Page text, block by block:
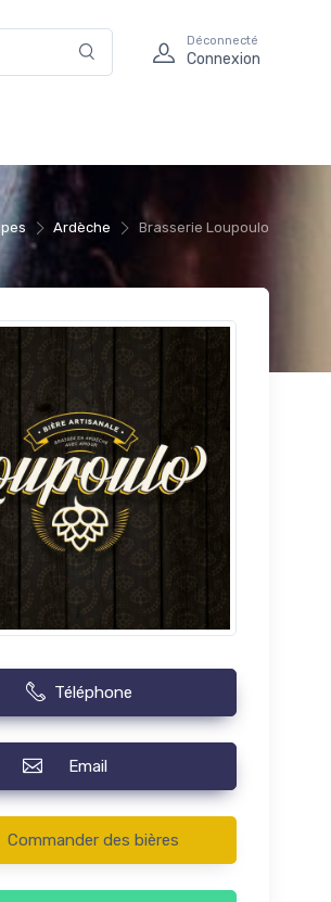
Déconnecté
Connexion
Ardèche Brasserie Loupoulo
Téléphone
Email
Commander des bières